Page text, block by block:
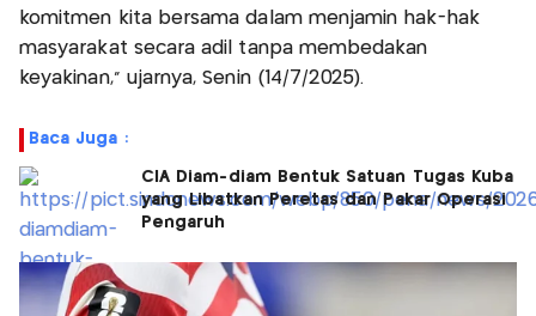
komitmen kita bersama dalam menjamin hak-hak
masyarakat secara adil tanpa membedakan
keyakinan,” ujarnya, Senin (14/7/2025).
Baca Juga :
CIA Diam-diam Bentuk Satuan Tugas Kuba
yang Libatkan Peretas dan Pakar Operasi
Pengaruh